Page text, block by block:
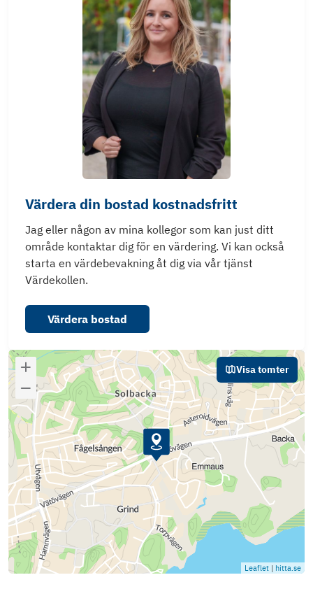
Värdera din bostad kostnadsfritt
Jag eller någon av mina kollegor som kan just ditt
område kontaktar dig för en värdering. Vi kan också
starta en värdebevakning åt dig via vår tjänst
Värdekollen.
Värdera bostad
Leaflet | hitta.se
Visa tomter